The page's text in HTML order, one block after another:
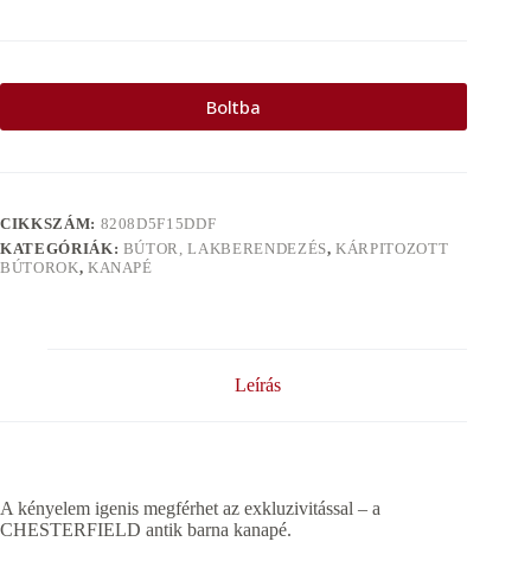
Boltba
CIKKSZÁM: 8208D5F15DDF
KATEGÓRIÁK: BÚTOR, LAKBERENDEZÉS,KÁRPITOZOTT
BÚTOROK, KANAPÉ
Leírás
A kényelem igenis megférhet az exkluzivitással – a
CHESTERFIELD antik barna kanapé.